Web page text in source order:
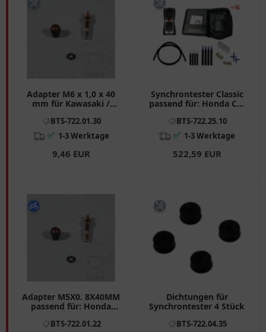
Adapter M6 x 1,0 x 40
mm für Kawasaki /
BTS-722.01.30
✅ 1-3 Werktage
9,46 EUR
Synchrontester Classic
passend für: Honda CB,
GPZ, ZZR
BTS-722.25.10
✅ 1-3 Werktage
522,59 EUR
Adapter M5X0. 8X40MM
passend für: Honda
BTS-722.01.22
Dichtungen für
Synchrontester 4 Stück
BTS-722.04.35